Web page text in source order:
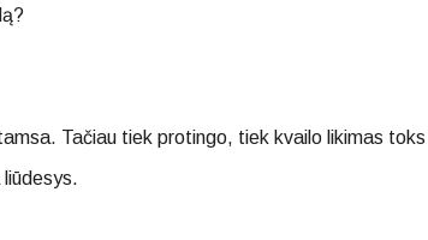
Tačiau tiek protingo, tiek kvailo likimas